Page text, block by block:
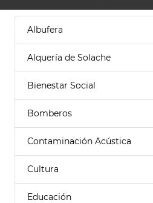
Albufera
Alquería de Solache
Bienestar Social
Bomberos
Contaminación Acústica
Cultura
Educación